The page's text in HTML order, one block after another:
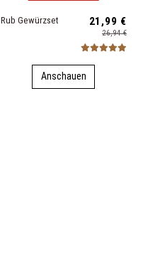
Rub Gewürzset 21,99 €
26,94 €
Anschauen